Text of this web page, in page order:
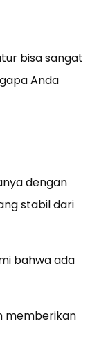
bisa sangat
Anda
dengan
stabil dari
bahwa ada
memberikan